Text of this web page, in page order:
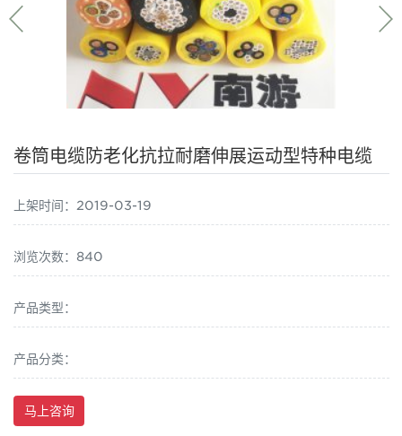
卷筒电缆防老化抗拉耐磨伸展运动型特种电缆
上架时间：2019-03-19
浏览次数：840
产品类型：
产品分类：
马上咨询